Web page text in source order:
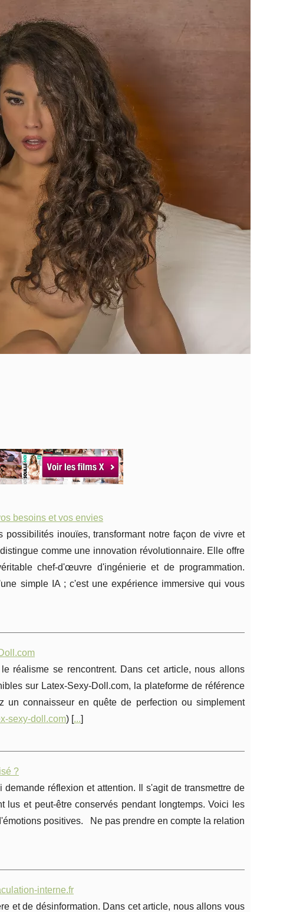
besoins et vos envies
inouïes, transformant notre façon de vivre et
comme une innovation révolutionnaire. Elle offre
chef-d'œuvre d'ingénierie et de programmation.
simple IA ; c'est une expérience immersive qui vous
réalisme se rencontrent. Dans cet article, nous allons
sur Latex-Sexy-Doll.com, la plateforme de référence
connaisseur en quête de perfection ou simplement
sexy-doll.com) [...]
?
réflexion et attention. Il s'agit de transmettre de
lus et peut-être conservés pendant longtemps. Voici les
positives. Ne pas prendre en compte la relation
interne.fr
et de désinformation. Dans cet article, nous allons vous